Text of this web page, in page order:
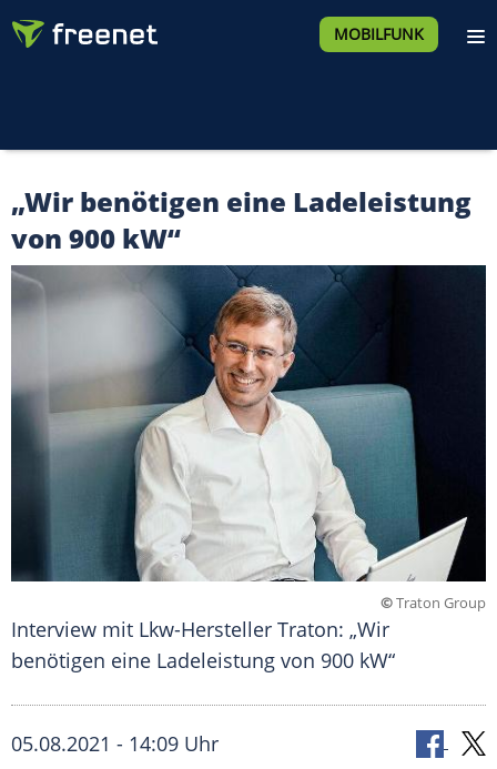
MOBILFUNK
„Wir benötigen eine Ladeleistung
von 900 kW“
©Traton Group
Interview mit Lkw-Hersteller Traton: „Wir
benötigen eine Ladeleistung von 900 kW“
05.08.2021 - 14:09 Uhr